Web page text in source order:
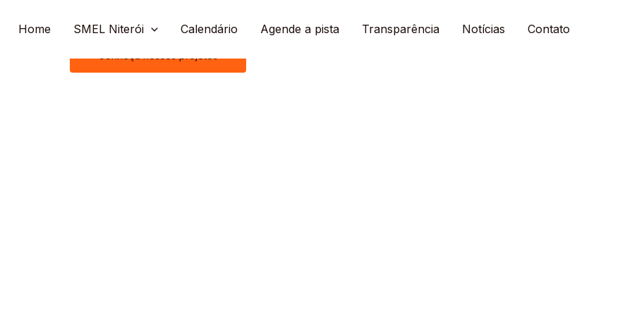
Home SMEL Niterói Calendário Agende a pista Transparência Notícias Contato